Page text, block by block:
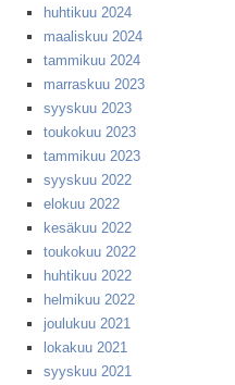
huhtikuu 2024
maaliskuu 2024
tammikuu 2024
marraskuu 2023
syyskuu 2023
toukokuu 2023
tammikuu 2023
syyskuu 2022
elokuu 2022
kesäkuu 2022
toukokuu 2022
huhtikuu 2022
helmikuu 2022
joulukuu 2021
lokakuu 2021
syyskuu 2021